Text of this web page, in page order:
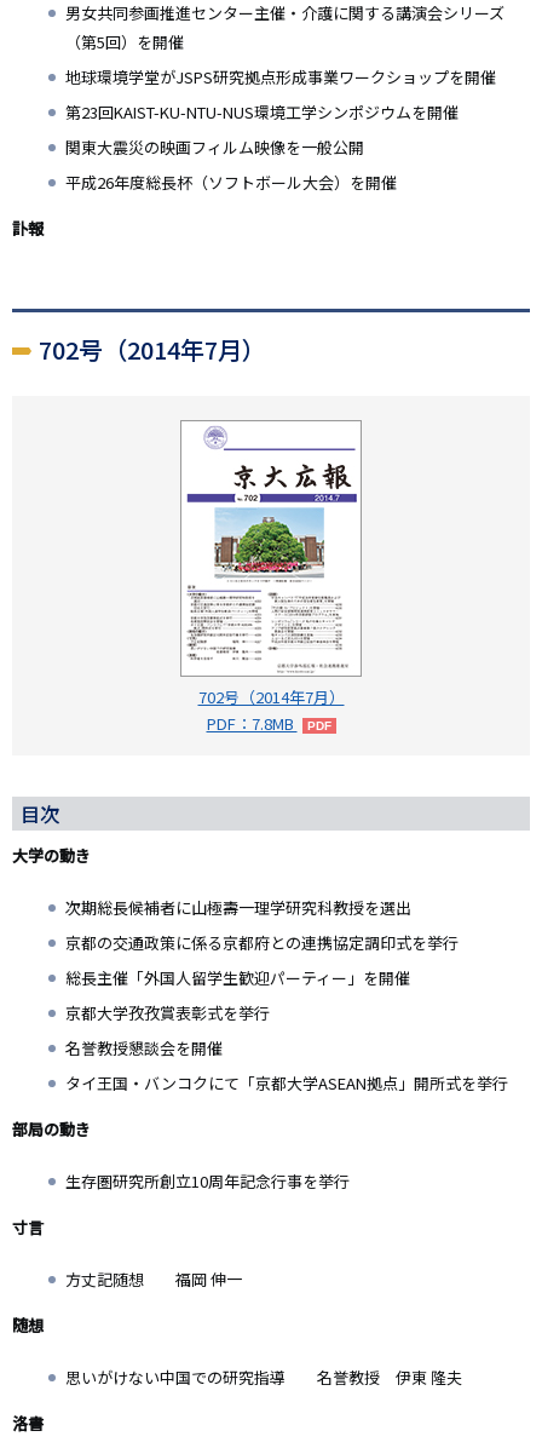
男女共同参画推進センター主催・介護に関する講演会シリーズ
（第5回）を開催
地球環境学堂がJSPS研究拠点形成事業ワークショップを開催
第23回KAIST-KU-NTU-NUS環境工学シンポジウムを開催
関東大震災の映画フィルム映像を一般公開
平成26年度総長杯（ソフトボール大会）を開催
訃報
702号（2014年7月）
702号（2014年7月）
PDF：7.8MB
目次
大学の動き
次期総長候補者に山極壽一理学研究科教授を選出
京都の交通政策に係る京都府との連携協定調印式を挙行
総長主催「外国人留学生歓迎パーティー」を開催
京都大学孜孜賞表彰式を挙行
名誉教授懇談会を開催
タイ王国・バンコクにて「京都大学ASEAN拠点」開所式を挙行
部局の動き
生存圏研究所創立10周年記念行事を挙行
寸言
方丈記随想 福岡 伸一
随想
思いがけない中国での研究指導 名誉教授 伊東 隆夫
洛書